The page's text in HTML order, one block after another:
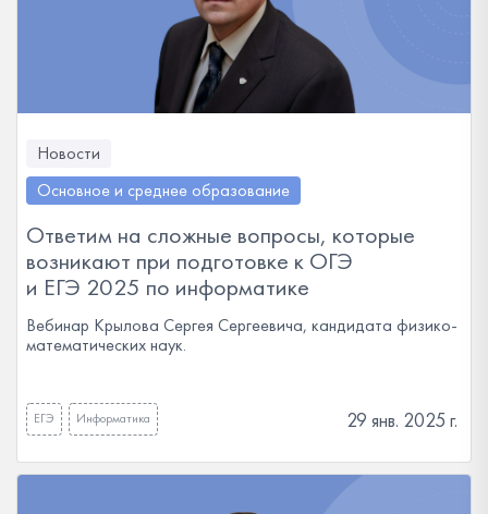
Новости
Основное и среднее образование
Ответим на сложные вопросы, которые
возникают при подготовке к ОГЭ
и ЕГЭ 2025 по информатике
Вебинар Крылова Сергея Сергеевича, кандидата физико-
математических наук.
ЕГЭ Информатика 29 янв. 2025 г.